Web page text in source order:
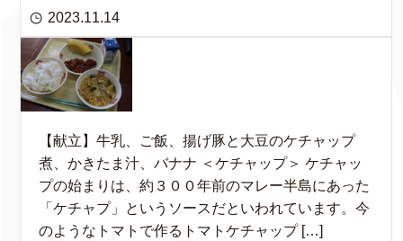
2023.11.14
【献立】牛乳、ご飯、揚げ豚と大豆のケチャップ
煮、かきたま汁、バナナ ＜ケチャップ＞ ケチャッ
プの始まりは、約３００年前のマレー半島にあった
「ケチャプ」というソースだといわれています。今
のようなトマトで作るトマトケチャップ […]